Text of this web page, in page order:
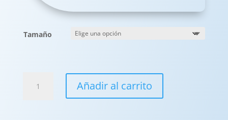
Tamaño
Restauradora
Añadir al carrito